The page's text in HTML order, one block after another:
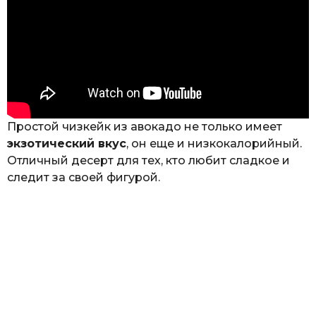
Простой чизкейк из авокадо не только имеет
экзотический вкус, он еще и низкокалорийный.
Отличный десерт для тех, кто любит сладкое и
следит за своей фигурой.